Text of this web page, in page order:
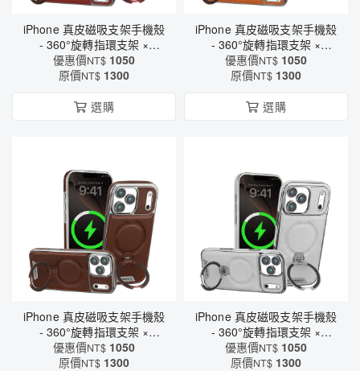
iPhone 真皮磁吸支架手機殼
- 360°旋轉指環支架 ×
MagSafe磁吸充電 × 全包防
摔 × 防指紋（6569）
優惠價NT$ 1050
原價NT$ 1300
選購
iPhone 真皮磁吸支架手機殼
- 360°旋轉指環支架 ×
MagSafe磁吸充電 × 全包防
摔 × 防指紋（6569）
優惠價NT$ 1050
原價NT$ 1300
選購
iPhone 真皮磁吸支架手機殼
- 360°旋轉指環支架 ×
MagSafe磁吸充電 × 全包防
摔 × 防指紋（6569）
優惠價NT$ 1050
原價NT$ 1300
iPhone 真皮磁吸支架手機殼
- 360°旋轉指環支架 ×
MagSafe磁吸充電 × 全包防
摔 × 防指紋（6569）
優惠價NT$ 1050
原價NT$ 1300